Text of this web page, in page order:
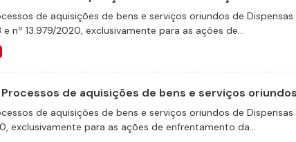
de aquisições de bens e serviços oriundos de
e nº 13.979/2020, exclusivamente para as ações de...
Processos de aquisições de bens e serviços
de aquisições de bens e serviços oriundos de
exclusivamente para as ações de enfrentamento da...